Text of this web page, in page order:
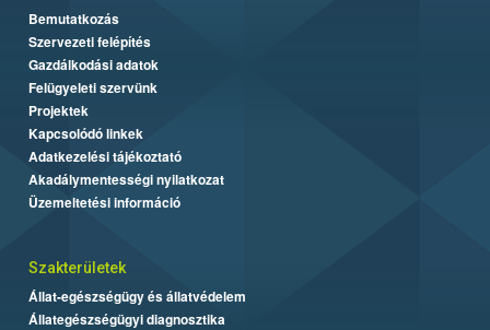
Bemutatkozás
Szervezeti felépítés
Gazdálkodási adatok
Felügyeleti szervünk
Projektek
Kapcsolódó linkek
Adatkezelési tájékoztató
Akadálymentességi nyilatkozat
Üzemeltetési információ
Szakterületek
Állat-egészségügy és állatvédelem
Állategészségügyi diagnosztika